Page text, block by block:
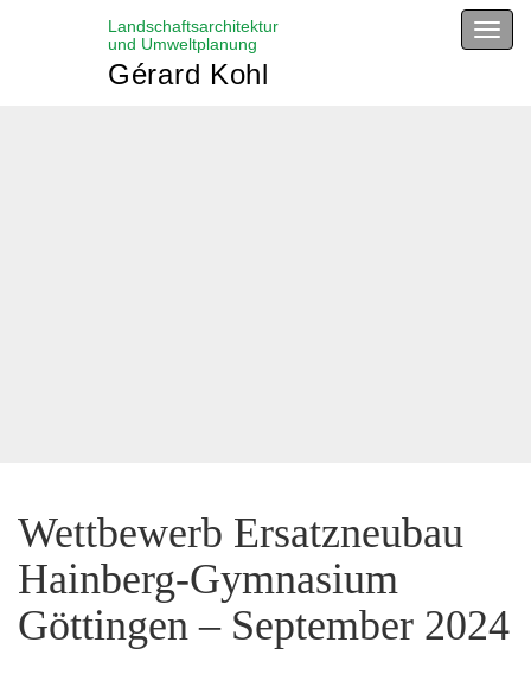
Menu
Landschaftsarchitektur
und Umweltplanung
Gérard Kohl
Wettbewerb Ersatzneubau
Hainberg-Gymnasium
Göttingen – September 2024